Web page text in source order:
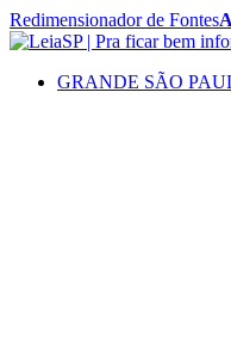
Redimensionador de Fontes
GRANDE SÃO